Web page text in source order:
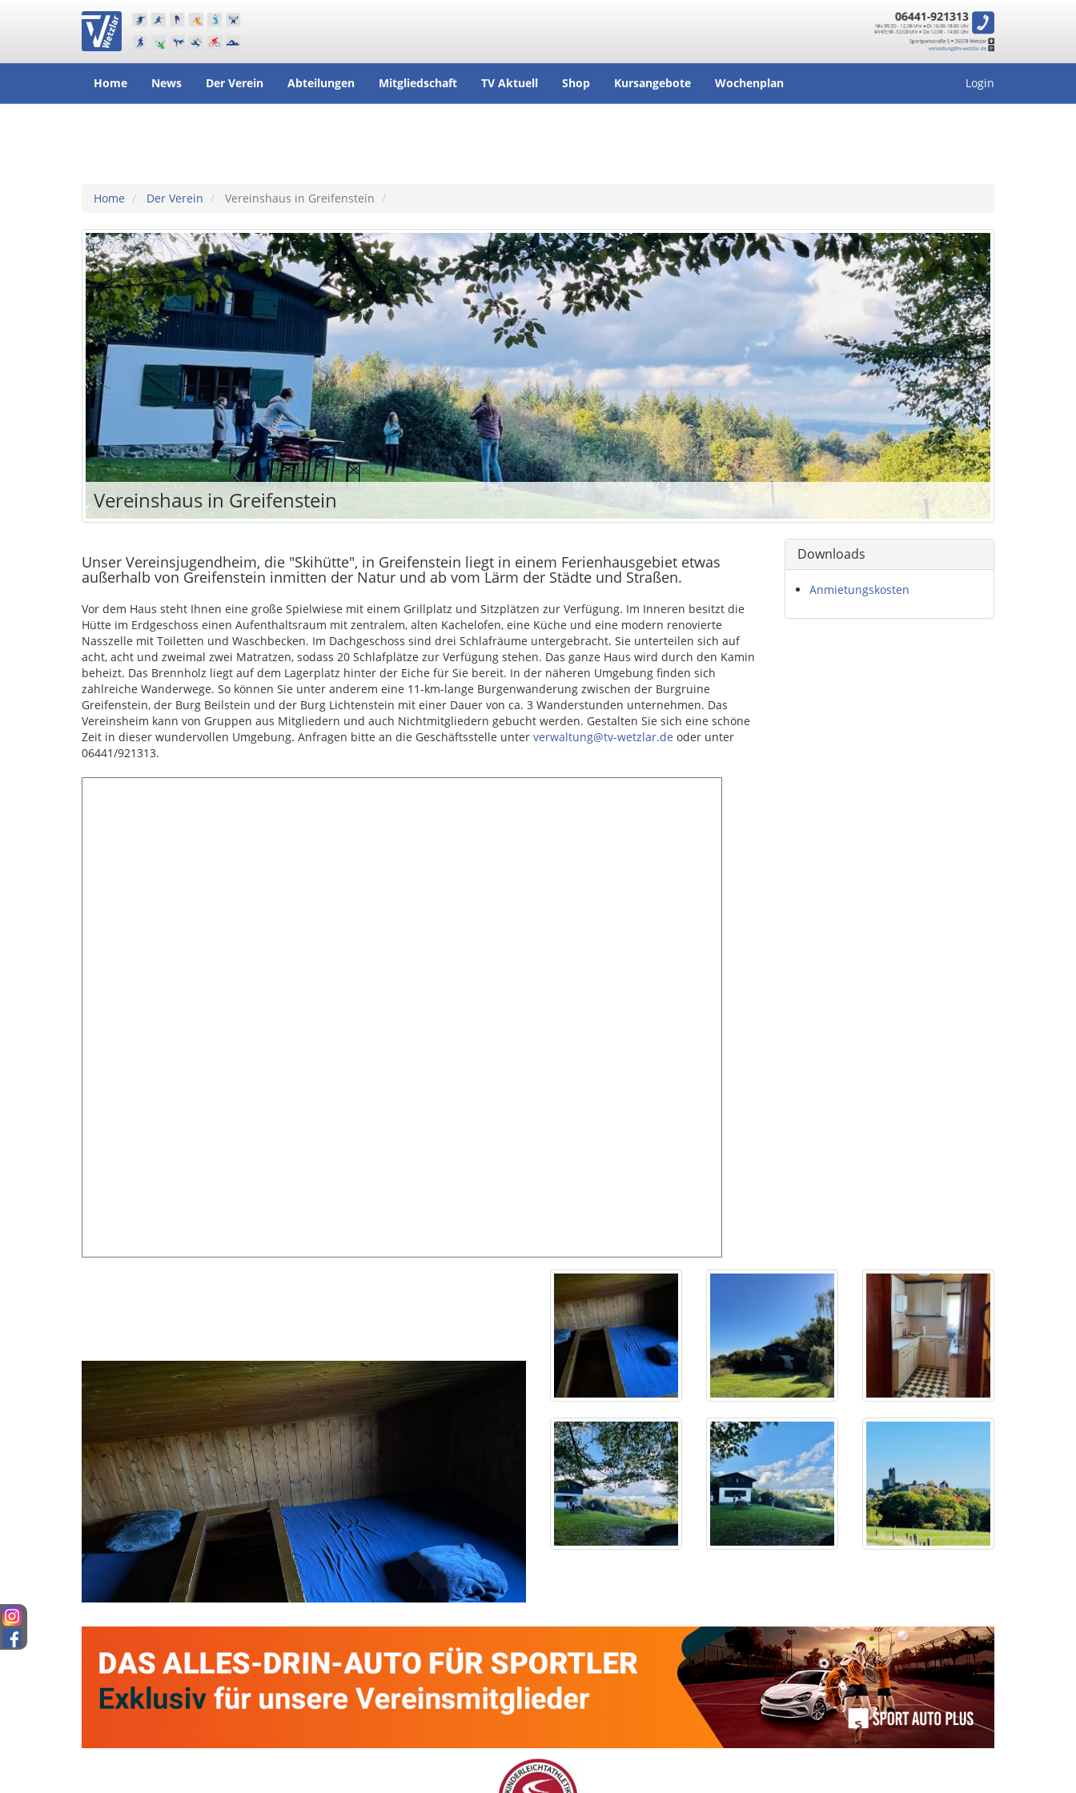
Home News Der Verein Abteilungen Mitgliedschaft TV Aktuell Shop Kursangebote Wochenplan Login
Home Der Verein Vereinshaus in Greifenstein
Vereinshaus in Greifenstein
Unser Vereinsjugendheim, die "Skihütte", in Greifenstein liegt in einem Ferienhausgebiet etwas
außerhalb von Greifenstein inmitten der Natur und ab vom Lärm der Städte und Straßen.
Vor dem Haus steht Ihnen eine große Spielwiese mit einem Grillplatz und Sitzplätzen zur Verfügung. Im Inneren besitzt die
Hütte im Erdgeschoss einen Aufenthaltsraum mit zentralem, alten Kachelofen, eine Küche und eine modern renovierte
Nasszelle mit Toiletten und Waschbecken. Im Dachgeschoss sind drei Schlafräume untergebracht. Sie unterteilen sich auf
acht, acht und zweimal zwei Matratzen, sodass 20 Schlafplätze zur Verfügung stehen. Das ganze Haus wird durch den Kamin
beheizt. Das Brennholz liegt auf dem Lagerplatz hinter der Eiche für Sie bereit. In der näheren Umgebung finden sich
zahlreiche Wanderwege. So können Sie unter anderem eine 11-km-lange Burgenwanderung zwischen der Burgruine
Greifenstein, der Burg Beilstein und der Burg Lichtenstein mit einer Dauer von ca. 3 Wanderstunden unternehmen. Das
Vereinsheim kann von Gruppen aus Mitgliedern und auch Nichtmitgliedern gebucht werden. Gestalten Sie sich eine schöne
Zeit in dieser wundervollen Umgebung. Anfragen bitte an die Geschäftsstelle unter verwaltung@tv-wetzlar.de oder unter
06441/921313.
Downloads
Anmietungskosten